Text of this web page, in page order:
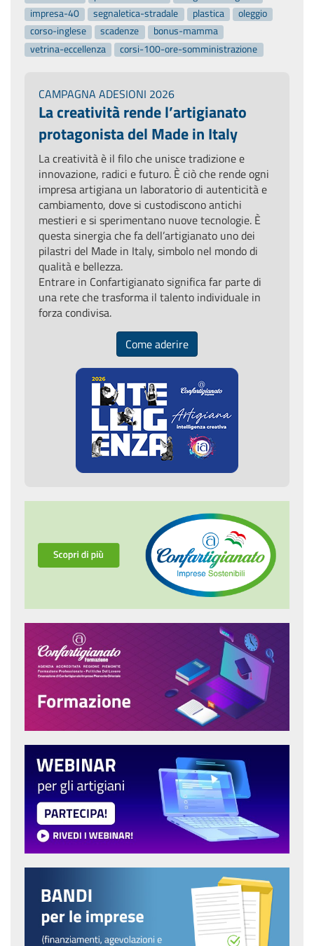
impresa-40
segnaletica-stradale plastica
oleggio
corso-inglese
scadenze
bonus-mamma
vetrina-eccellenza
corsi-100-ore-somministrazione
CAMPAGNA ADESIONI 2026
La creatività rende l’artigianato
protagonista del Made in Italy
La creatività è il filo che unisce tradizione e
innovazione, radici e futuro. È ciò che rende ogni
impresa artigiana un laboratorio di autenticità e
cambiamento, dove si custodiscono antichi
mestieri e si sperimentano nuove tecnologie. È
questa sinergia che fa dell’artigianato uno dei
pilastri del Made in Italy, simbolo nel mondo di
qualità e bellezza.
Entrare in Confartigianato significa far parte di
una rete che trasforma il talento individuale in
forza condivisa.
Come aderire